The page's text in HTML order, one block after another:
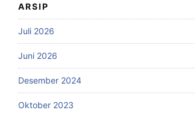
ARSIP
Juli 2026
Juni 2026
Desember 2024
Oktober 2023